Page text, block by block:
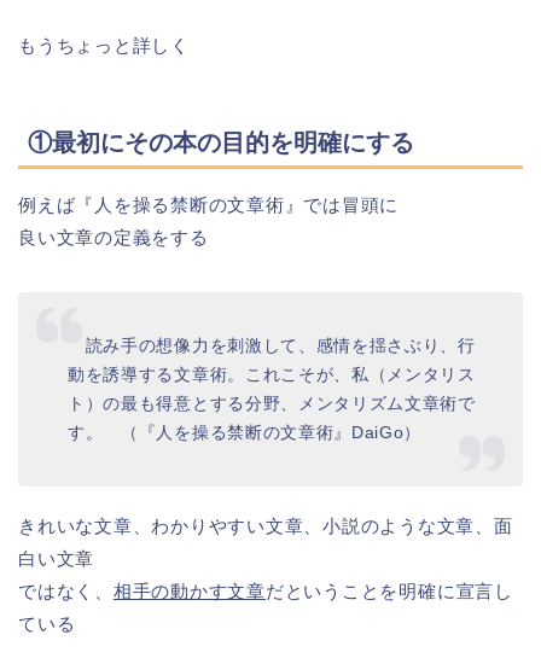
もうちょっと詳しく
①最初にその本の目的を明確にする
例えば『人を操る禁断の文章術』では冒頭に
良い文章の定義をする
読み手の想像力を刺激して、感情を揺さぶり、行
動を誘導する文章術。これこそが、私（メンタリス
ト）の最も得意とする分野、メンタリズム文章術で
す。 （『人を操る禁断の文章術』DaiGo）
きれいな文章、わかりやすい文章、小説のような文章、面
白い文章
ではなく、 相手の動かす文章だということを明確に宣言し
ている